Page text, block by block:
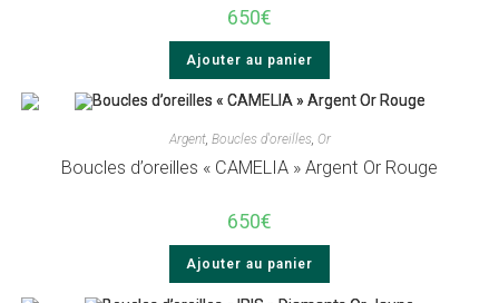
650€
Ajouter au panier
Argent, Boucles d'oreilles, Or
Boucles d’oreilles « CAMELIA » Argent Or Rouge
650€
Ajouter au panier